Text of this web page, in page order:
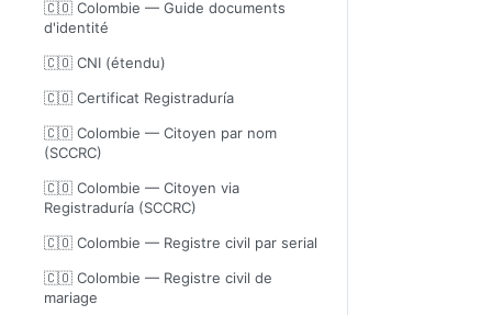
🇨🇴 Colombie — Guide documents
d'identité
🇨🇴 CNI (étendu)
🇨🇴 Certificat Registraduría
🇨🇴 Colombie — Citoyen par nom
(SCCRC)
🇨🇴 Colombie — Citoyen via
Registraduría (SCCRC)
🇨🇴 Colombie — Registre civil par serial
🇨🇴 Colombie — Registre civil de
mariage